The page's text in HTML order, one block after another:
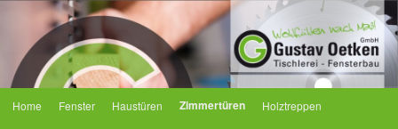
Tischlerei Oetken
Zum primären Inhalt springen
Zum sekundären Inhalt springen
Home Fenster Haustüren Zimmertüren Holztreppen